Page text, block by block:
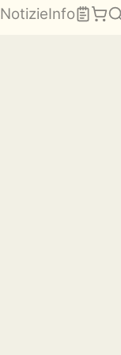
NotizieInfo